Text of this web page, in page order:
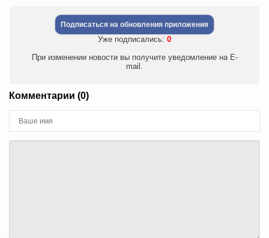
Подписаться на обновления приложения
Уже подписались: 0
При изменении новости вы получите уведомление на E-
mail.
Комментарии (0)